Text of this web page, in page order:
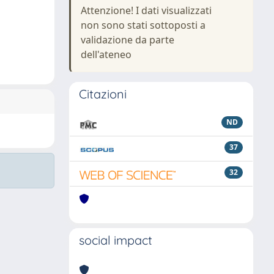
Attenzione! I dati visualizzati
non sono stati sottoposti a
validazione da parte
dell'ateneo
Citazioni
ND
37
32
social impact